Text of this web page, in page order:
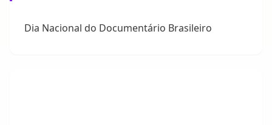
Dia Nacional do Documentário Brasileiro